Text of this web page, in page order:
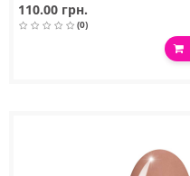
110.00 грн.
(0)